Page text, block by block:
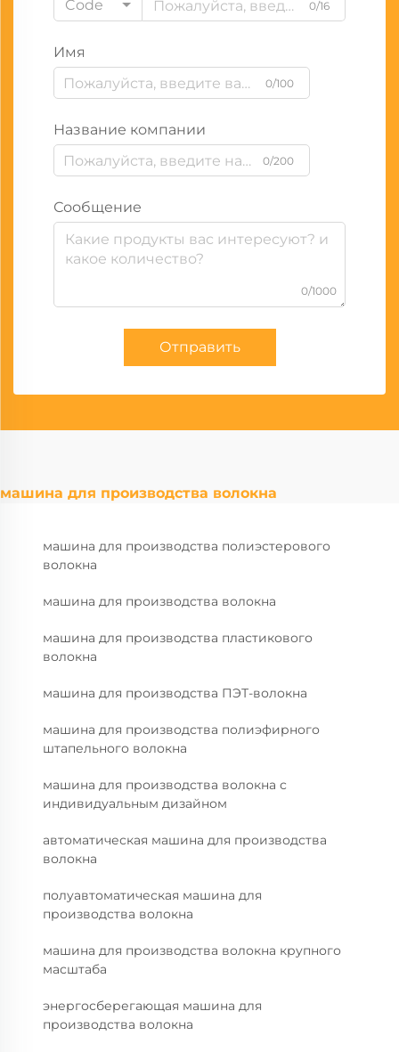
Code 0/16
Имя
0/100
Название компании
0/200
Сообщение
0/1000
Отправить
машина для производства волокна
машина для производства полиэстерового
волокна
машина для производства волокна
машина для производства пластикового
волокна
машина для производства ПЭТ-волокна
машина для производства полиэфирного
штапельного волокна
машина для производства волокна с
индивидуальным дизайном
автоматическая машина для производства
волокна
полуавтоматическая машина для
производства волокна
машина для производства волокна крупного
масштаба
энергосберегающая машина для
производства волокна